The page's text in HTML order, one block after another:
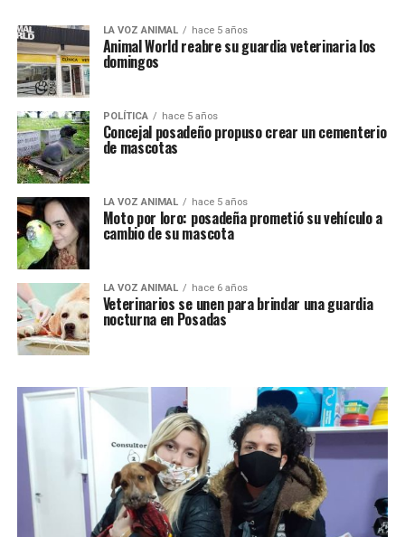
LA VOZ ANIMAL hace 5 años
Animal World reabre su guardia veterinaria los
domingos
POLÍTICA hace 5 años
Concejal posadeño propuso crear un cementerio
de mascotas
LA VOZ ANIMAL hace 5 años
Moto por loro: posadeña prometió su vehículo a
cambio de su mascota
LA VOZ ANIMAL hace 6 años
Veterinarios se unen para brindar una guardia
nocturna en Posadas